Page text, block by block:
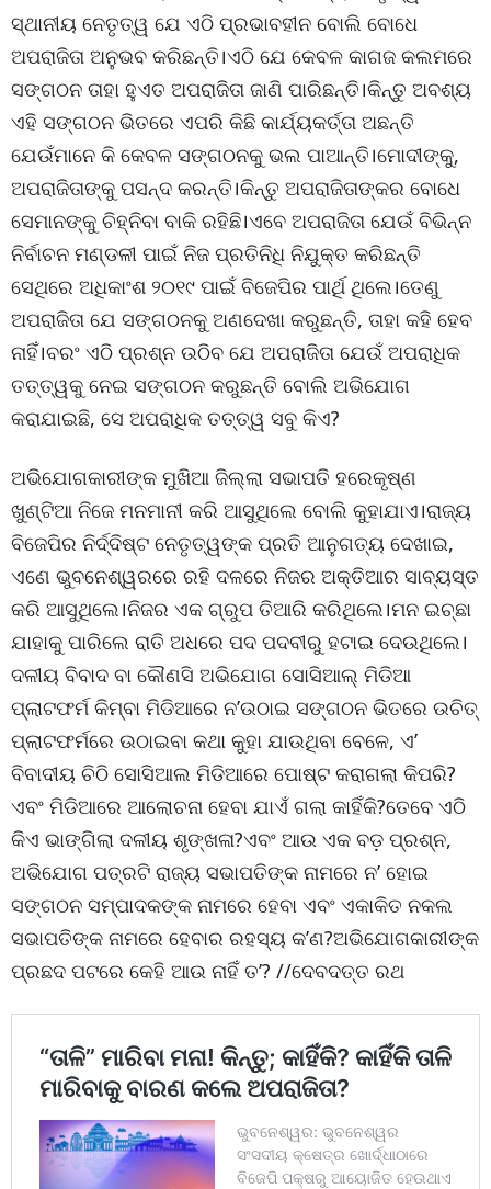
ସ୍ଥାନୀୟ ନେତୃତ୍ୱ ଯେ ଏଠି ପ୍ରଭାବହୀନ ବୋଲି ବୋଧେ
ଅପରାଜିତା ଅନୁଭବ କରିଛନ୍ତି।ଏଠି ଯେ କେବଳ କାଗଜ କଲମରେ
ସଙ୍ଗଠନ ତାହା ହୁଏତ ଅପରାଜିତା ଜାଣି ପାରିଛନ୍ତି।କିନ୍ତୁ ଅବଶ୍ୟ
ଏହି ସଙ୍ଗଠନ ଭିତରେ ଏପରି କିଛି କାର୍ଯ୍ୟକର୍ତ୍ତା ଅଛନ୍ତି
ଯେଉଁମାନେ କି କେବଳ ସଙ୍ଗଠନକୁ ଭଲ ପାଆନ୍ତି।ମୋଦୀଙ୍କୁ,
ଅପରାଜିତାଙ୍କୁ ପସନ୍ଦ କରନ୍ତି।କିନ୍ତୁ ଅପରାଜିତାଙ୍କର ବୋଧେ
ସେମାନଙ୍କୁ ଚିହ୍ନିବା ବାକି ରହିଛି।ଏବେ ଅପରାଜିତା ଯେଉଁ ବିଭିନ୍ନ
ନିର୍ବାଚନ ମଣ୍ଡଳୀ ପାଇଁ ନିଜ ପ୍ରତିନିଧି ନିଯୁକ୍ତ କରିଛନ୍ତି
ସେଥିରେ ଅଧିକାଂଶ ୨୦୧୯ ପାଇଁ ବିଜେପିର ପାର୍ଥି ଥିଲେ।ତେଣୁ
ଅପରାଜିତା ଯେ ସଙ୍ଗଠନକୁ ଅଣଦେଖା କରୁଛନ୍ତି, ତାହା କହି ହେବ
ନାହିଁ।ବରଂ ଏଠି ପ୍ରଶ୍ନ ଉଠିବ ଯେ ଅପରାଜିତା ଯେଉଁ ଅପରାଧିକ
ତତ୍ତ୍ୱକୁ ନେଇ ସଙ୍ଗଠନ କରୁଛନ୍ତି ବୋଲି ଅଭିଯୋଗ
କରାଯାଇଛି, ସେ ଅପରାଧିକ ତତ୍ତ୍ୱ ସବୁ କିଏ?
ଅଭିଯୋଗକାରୀଙ୍କ ମୁଖିଆ ଜିଲ୍ଲା ସଭାପତି ହରେକୃଷ୍ଣ
ଖୁଣ୍ଟିଆ ନିଜେ ମନମାନୀ କରି ଆସୁଥିଲେ ବୋଲି କୁହାଯାଏ।ରାଜ୍ୟ
ବିଜେପିର ନିର୍ଦ୍ଦିଷ୍ଟ ନେତୃତ୍ୱଙ୍କ ପ୍ରତି ଆନୁଗତ୍ୟ ଦେଖାଇ,
ଏଣେ ଭୁବନେଶ୍ୱରରେ ରହି ଦଳରେ ନିଜର ଅକ୍ତିଆର ସାବ୍ୟସ୍ତ
କରି ଆସୁଥିଲେ।ନିଜର ଏକ ଗ୍ରୁପ ତିଆରି କରିଥିଲେ।ମନ ଇଚ୍ଛା
ଯାହାକୁ ପାରିଲେ ରାତି ଅଧରେ ପଦ ପଦବୀରୁ ହଟାଇ ଦେଉଥିଲେ।
ଦଳୀୟ ବିବାଦ ବା କୌଣସି ଅଭିଯୋଗ ସୋସିଆଲ୍ ମିଡିଆ
ପ୍ଲାଟଫର୍ମ କିମ୍ବା ମିଡିଆରେ ନ’ଉଠାଇ ସଙ୍ଗଠନ ଭିତରେ ଉଚିତ୍
ପ୍ଲାଟଫର୍ମରେ ଉଠାଇବା କଥା କୁହା ଯାଉଥିବା ବେଳେ, ଏ’
ବିବାଦୀୟ ଚିଠି ସୋସିଆଲ ମିଡିଆରେ ପୋଷ୍ଟ କରାଗଲା କିପରି?
ଏବଂ ମିଡିଆରେ ଆଲୋଚନା ହେବା ଯାଏଁ ଗଲା କାହିଁକି?ତେବେ ଏଠି
କିଏ ଭାଙ୍ଗିଲା ଦଳୀୟ ଶୃଙ୍ଖଳା?ଏବଂ ଆଉ ଏକ ବଡ଼ ପ୍ରଶ୍ନ,
ଅଭିଯୋଗ ପତ୍ରଟି ରାଜ୍ୟ ସଭାପତିଙ୍କ ନାମରେ ନ’ ହୋଇ
ସଙ୍ଗଠନ ସମ୍ପାଦକଙ୍କ ନାମରେ ହେବା ଏବଂ ଏକାକିତ ନକଲ
ସଭାପତିଙ୍କ ନାମରେ ହେବାର ରହସ୍ୟ କ’ଣ?ଅଭିଯୋଗକାରୀଙ୍କ
ପ୍ରଛଦ ପଟରେ କେହି ଆଉ ନାହିଁ ତ’? //ଦେବଦତ୍ତ ରଥ